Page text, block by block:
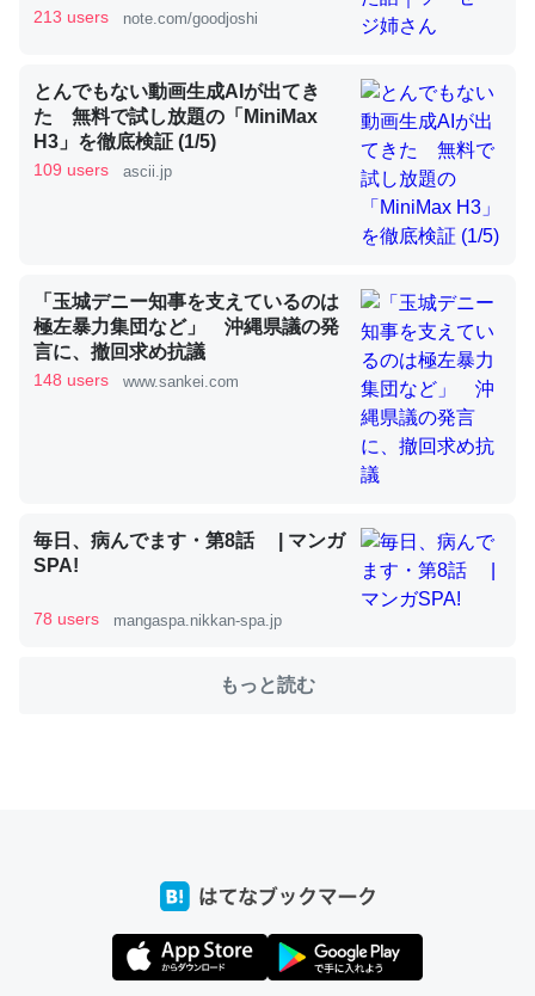
昆虫ってカルシウム少ないのか。知らんかった。調べたら
コオロギのカルシウム分はエビの600分の1程度。
いのか」に関する新仮説
論文では「淡水はカルシウムも酸素も不足してて両方に不
いる鋏角類（カブトガニ・ウミグモ）はカルシウムを使わ
ずキチンを強化してる筈だが、酵素が違うのか？
─ニュース :: 【研究発表】昆虫学の大問題＝「昆虫はなぜ海にいな
いのか」に関する新仮説
これを元に考えるとカルシウムを大量に使う脊椎動物と貝
類は苦労してるんだな…。腹足類だと殻を無くしてナメク
─ニュース :: 【研究発表】昆虫学の大問題＝「昆虫はなぜ海にいな
これ見て生きてるなって分かる。
コミュニケーションが劇的に変化した｜tayorini by LIFULL介護
213 users note.com/goodjoshi
とんでもない動画生成AIが出てき
た 無料で試し放題の「MiniMax
H3」を徹底検証 (1/5)
109 users ascii.jp
「玉城デニー知事を支えているのは
極左暴力集団など」 沖縄県議の発
言に、撤回求め抗議
148 users www.sankei.com
毎日、病んでます・第8話 | マンガ
SPA!
78 users mangaspa.nikkan-spa.jp
もっと読む